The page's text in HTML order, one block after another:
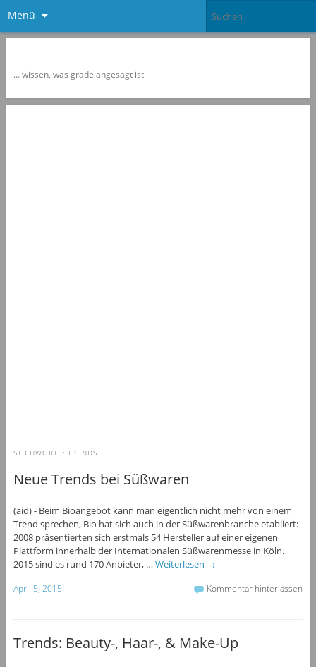
Menü
… wissen, was grade angesagt ist
STICHWORTE: TRENDS
Neue Trends bei Süßwaren
(aid) - Beim Bioangebot kann man eigentlich nicht mehr von einem
Trend sprechen, Bio hat sich auch in der Süßwarenbranche etabliert:
2008 präsentierten sich erstmals 54 Hersteller auf einer eigenen
Plattform innerhalb der Internationalen Süßwarenmesse in Köln.
2015 sind es rund 170 Anbieter, … Weiterlesen →
April 5, 2015 Kommentar hinterlassen
Trends: Beauty-, Haar-, & Make-Up